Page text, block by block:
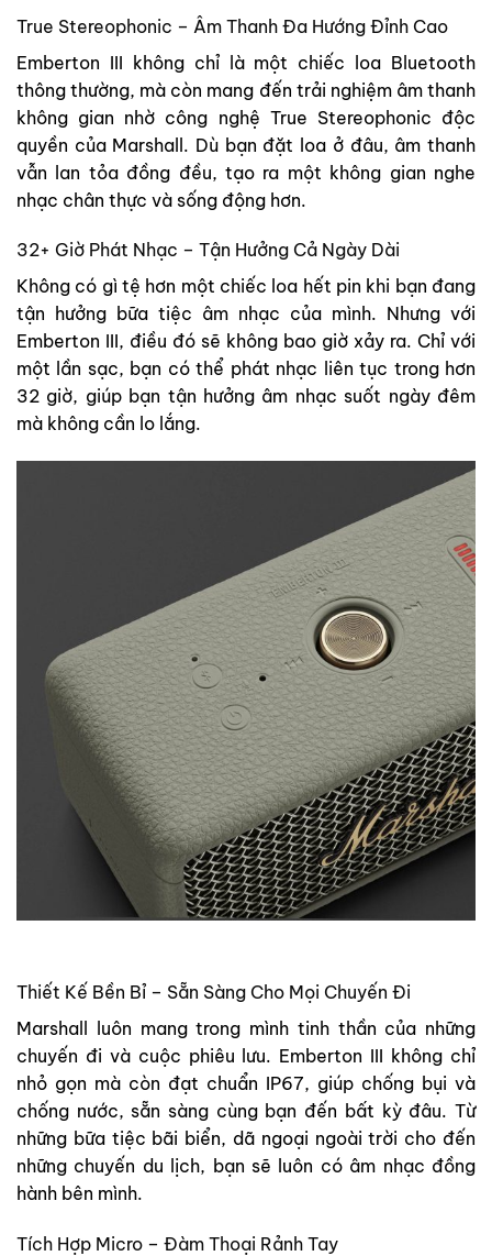
True Stereophonic – Âm Thanh Đa Hướng Đỉnh Cao
Emberton III không chỉ là một chiếc loa Bluetooth
thông thường, mà còn mang đến trải nghiệm âm thanh
không gian nhờ công nghệ True Stereophonic độc
quyền của Marshall. Dù bạn đặt loa ở đâu, âm thanh
vẫn lan tỏa đồng đều, tạo ra một không gian nghe
nhạc chân thực và sống động hơn.
32+ Giờ Phát Nhạc – Tận Hưởng Cả Ngày Dài
Không có gì tệ hơn một chiếc loa hết pin khi bạn đang
tận hưởng bữa tiệc âm nhạc của mình. Nhưng với
Emberton III, điều đó sẽ không bao giờ xảy ra. Chỉ với
một lần sạc, bạn có thể phát nhạc liên tục trong hơn
32 giờ, giúp bạn tận hưởng âm nhạc suốt ngày đêm
mà không cần lo lắng.
Thiết Kế Bền Bỉ – Sẵn Sàng Cho Mọi Chuyến Đi
Marshall luôn mang trong mình tinh thần của những
chuyến đi và cuộc phiêu lưu. Emberton III không chỉ
nhỏ gọn mà còn đạt chuẩn IP67, giúp chống bụi và
chống nước, sẵn sàng cùng bạn đến bất kỳ đâu. Từ
những bữa tiệc bãi biển, dã ngoại ngoài trời cho đến
những chuyến du lịch, bạn sẽ luôn có âm nhạc đồng
hành bên mình.
Tích Hợp Micro – Đàm Thoại Rảnh Tay